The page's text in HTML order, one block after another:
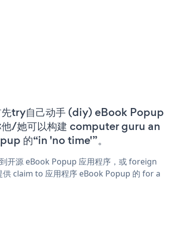
先try自己动手 (diy) eBook Popup
他/她可以构建 computer guru an
的“in 'no time'”。
开源 eBook Popup 应用程序，或 foreign
claim to 应用程序 eBook Popup 的 for a